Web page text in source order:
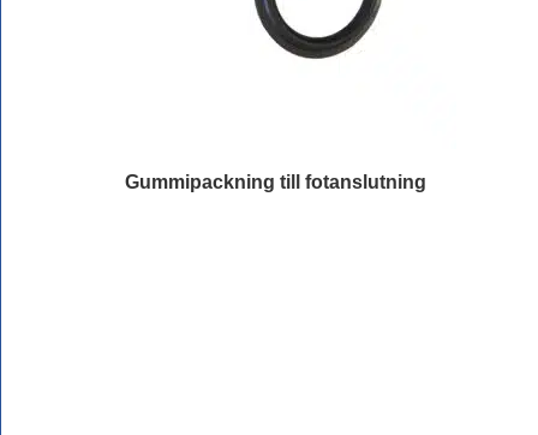
Gummipackning till fotanslutning